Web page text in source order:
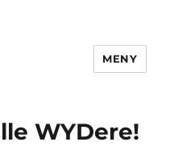
MENY
WYDere!